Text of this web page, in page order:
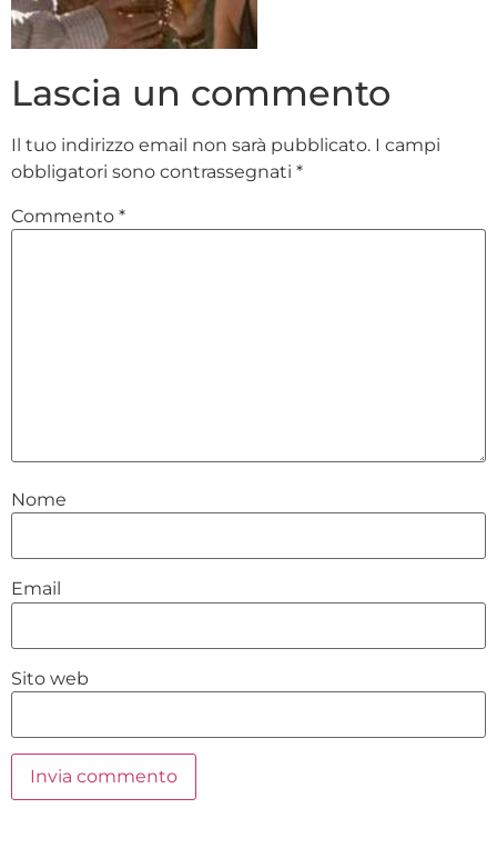
Lascia un commento
Il tuo indirizzo email non sarà pubblicato. I campi
obbligatori sono contrassegnati *
Commento *
Nome
Email
Sito web